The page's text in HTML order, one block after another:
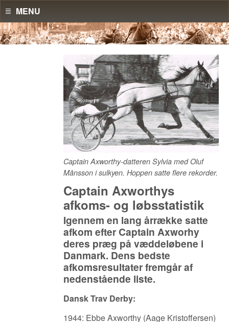
MENU
Captain Axworthy-datteren Sylvia med Oluf
Månsson i sulkyen. Hoppen satte flere rekorder.
Captain Axworthys
afkoms- og løbsstatistik
Igennem en lang årrække satte
afkom efter Captain Axworhy
deres præg på væddeløbene i
Danmark. Dens bedste
afkomsresultater fremgår af
nedenstående liste.
Dansk Trav Derby:
1944: Ebbe Axworthy (Aage Kristoffersen)